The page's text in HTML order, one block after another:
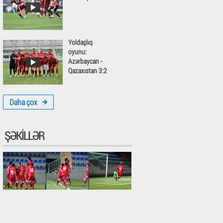
Yoldaşlıq
oyunu:
Azərbaycan -
Qazaxıstan 3:2
Daha çox
ŞƏKILLƏR